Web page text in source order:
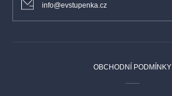
info@evstupenka.cz
OBCHODNÍ PODMÍNKY